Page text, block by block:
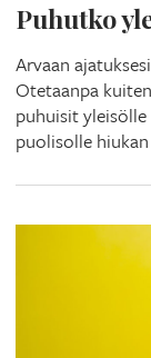
Puhutko
Arvaan
Otetaanpa
puhuisit
puolisolle